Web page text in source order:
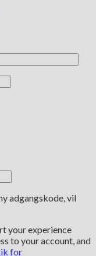
adgangskode, vil
your experience
to your account, and
for